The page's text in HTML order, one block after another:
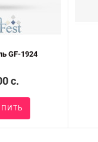
GF-1924
c.